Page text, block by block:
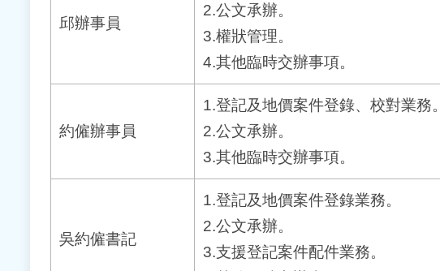
邱辦事員
2.公文承辦。
3.權狀管理。
4.其他臨時交辦事項。
約僱辦事員
1.登記及地價案件登錄、校對業務。
2.公文承辦。
3.其他臨時交辦事項。
吳約僱書記
1.登記及地價案件登錄業務。
2.公文承辦。
3.支援登記案件配件業務。